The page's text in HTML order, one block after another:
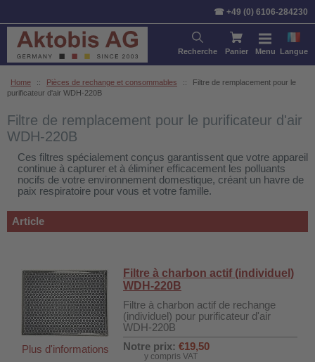
☎ +49 (0) 6106-284230
Recherche Panier Menu Langue
Home :: Pièces de rechange et consommables ::
Filtre de remplacement pour le
purificateur d'air WDH-220B
Filtre de remplacement pour le purificateur d'air
WDH-220B
Ces filtres spécialement conçus garantissent que votre appareil
continue à capturer et à éliminer efficacement les polluants
nocifs de votre environnement domestique, créant un havre de
paix respiratoire pour vous et votre famille.
Article
Article Prix
Plus d'informations
Filtre à charbon actif (individuel)
WDH-220B
Filtre à charbon actif de rechange
(individuel) pour purificateur d'air
WDH-220B
Notre prix: €19,50
y compris VAT